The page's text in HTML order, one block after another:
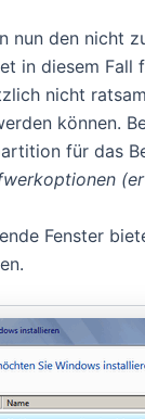
nun den nicht
in diesem Fall
nicht
können.
für das
Fenster